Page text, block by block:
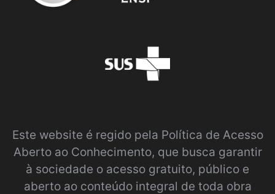
Este website é regido pela Política de Acesso
Aberto ao Conhecimento, que busca garantir
à sociedade o acesso gratuito, público e
aberto ao conteúdo integral de toda obra